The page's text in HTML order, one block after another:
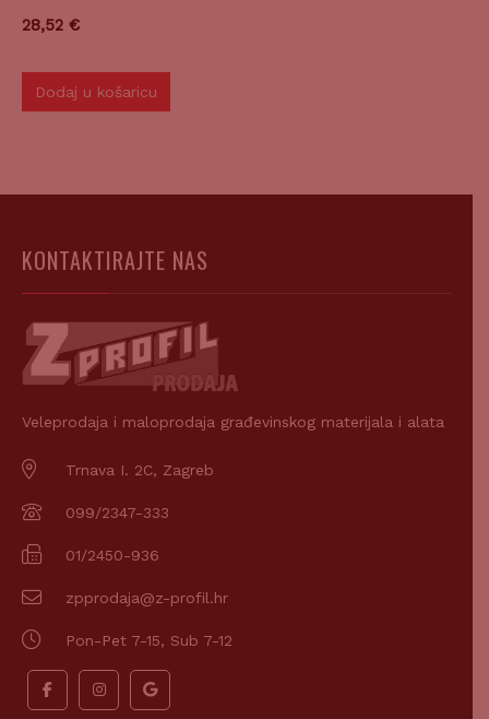
28,52 €
Dodaj u košaricu
KONTAKTIRAJTE NAS
Veleprodaja i maloprodaja građevinskog materijala i alata
Trnava I. 2C, Zagreb
099/2347-333
01/2450-936
zpprodaja@z-profil.hr
Pon-Pet 7-15, Sub 7-12